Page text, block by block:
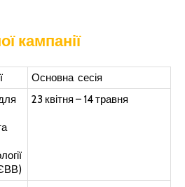
кампанії
Основна сесія
23 квітня – 14 травня